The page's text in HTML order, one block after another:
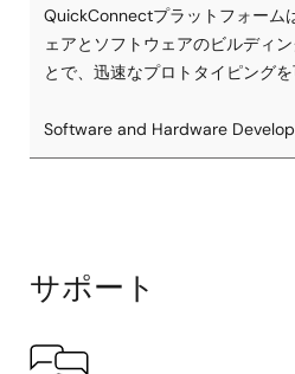
QuickConnectプラットフォーム
ェアとソフトウェアのビルディ
とで、迅速なプロトタイピングを
Software and Hardware
サポート